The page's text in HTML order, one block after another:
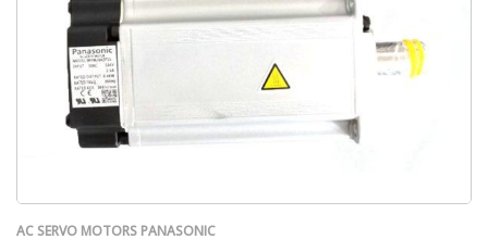
AC SERVO MOTORS PANASONIC